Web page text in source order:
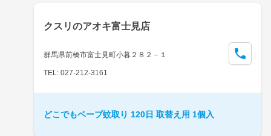
クスリのアオキ富士見店
群馬県前橋市富士見町小暮２８２－１
TEL: 027-212-3161
どこでもベープ蚊取り 120日 取替え用 1個入